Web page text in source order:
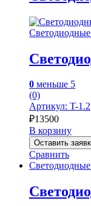
0 меньше 5
(0)
Артикул: T-1.2
₽13500
В корзину
Оставить
Сравнить